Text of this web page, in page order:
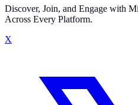
Discover, Join, and Engage with
Across Every Platform.
X